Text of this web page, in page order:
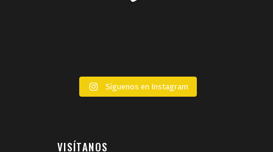
Síguenos en Instagram
VISÍTANOS